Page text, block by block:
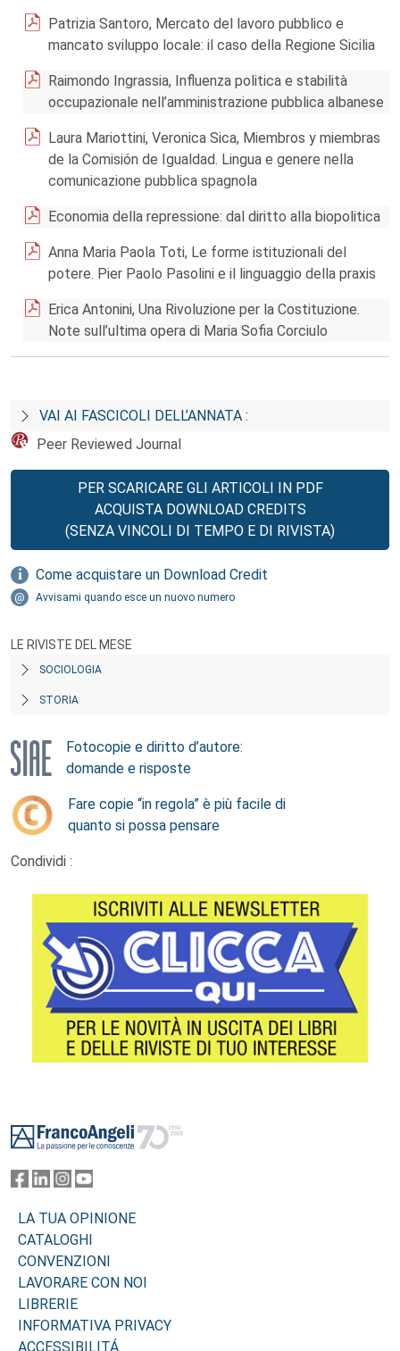
Patrizia Santoro, Mercato del lavoro pubblico e
mancato sviluppo locale: il caso della Regione Sicilia
Raimondo Ingrassia, Influenza politica e stabilità
occupazionale nell’amministrazione pubblica albanese
Laura Mariottini, Veronica Sica, Miembros y miembras
de la Comisión de Igualdad. Lingua e genere nella
comunicazione pubblica spagnola
Economia della repressione: dal diritto alla biopolitica
Anna Maria Paola Toti, Le forme istituzionali del
potere. Pier Paolo Pasolini e il linguaggio della praxis
Erica Antonini, Una Rivoluzione per la Costituzione.
Note sull’ultima opera di Maria Sofia Corciulo
VAI AI FASCICOLI DELL’ANNATA :
Peer Reviewed Journal
PER SCARICARE GLI ARTICOLI IN PDF
ACQUISTA DOWNLOAD CREDITS
(SENZA VINCOLI DI TEMPO E DI RIVISTA)
Come acquistare un Download Credit
Avvisami quando esce un nuovo numero
LE RIVISTE DEL MESE
SOCIOLOGIA
STORIA
Fotocopie e diritto d’autore:
domande e risposte
Fare copie “in regola” è più facile di
quanto si possa pensare
Condividi :
LA TUA OPINIONE
CATALOGHI
CONVENZIONI
LAVORARE CON NOI
LIBRERIE
INFORMATIVA PRIVACY
ACCESSIBILITÁ